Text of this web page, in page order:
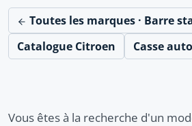
Toutes les marques · Barre
Catalogue Citroen
Casse
Vous êtes à la recherche d'un